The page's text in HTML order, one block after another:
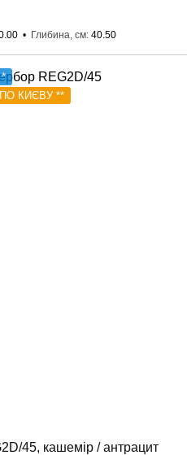
Глибина, см 40.50
КИЄВУ **
45, кашемір / антрацит